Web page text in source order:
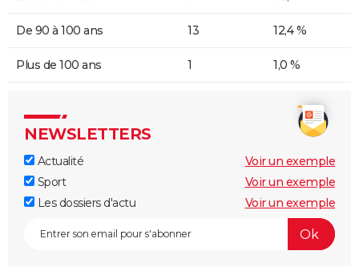
De 90 à 100 ans 13 12,4 %
Plus de 100 ans 1 1,0 %
NEWSLETTERS
Actualité
Voir un exemple
Sport
Voir un exemple
Les dossiers d'actu
Voir un exemple